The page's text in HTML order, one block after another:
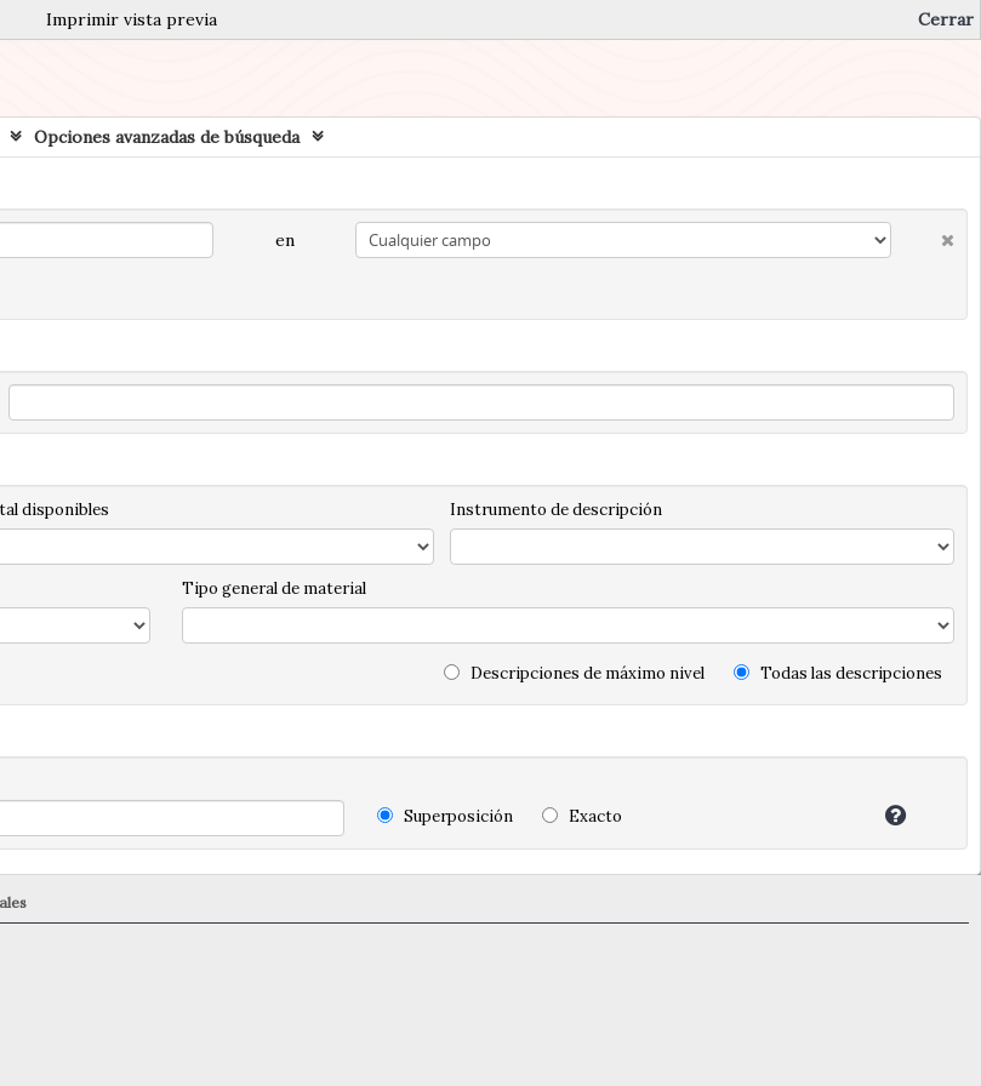
Imprimir vista previa Cerrar
Opciones avanzadas de búsqueda
en
disponibles Instrumento de descripción
Tipo general de material
Descripciones de máximo nivel Todas las descripciones
Superposición
Exacto